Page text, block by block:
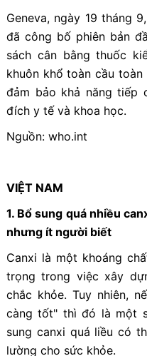
Geneva, ngày 19 tháng
đã công bố phiên bản
sách cân bằng thuốc
khuôn khổ toàn cầu
đảm bảo khả năng tiếp
đích y tế và khoa học.
Nguồn: who.int
VIỆT NAM
1. Bổ sung quá nhiều
nhưng ít người biết
Canxi là một khoáng
trọng trong việc xây
chắc khỏe. Tuy nhiên,
càng tốt" thì đó là một
sung canxi quá liều có
lường cho sức khỏe.